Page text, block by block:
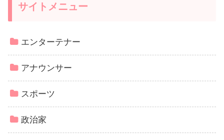
サイトメニュー
エンターテナー
アナウンサー
スポーツ
政治家